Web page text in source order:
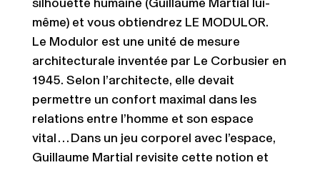
silhouette humaine (Guillaume Martial lui-
même) et vous obtiendrez LE MODULOR.
Le Modulor est une unité de mesure
architecturale inventée par Le Corbusier en
1945. Selon l’architecte, elle devait
permettre un confort maximal dans les
relations entre l’homme et son espace
vital…Dans un jeu corporel avec l’espace,
Guillaume Martial revisite cette notion et